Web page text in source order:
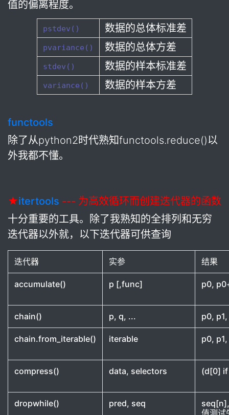
值的偏离程度。
pstdev() 数据的总体标准差
pvariance() 数据的总体方差
stdev() 数据的样本标准差
variance() 数据的样本方差
functools
除了从python2时代熟知functools.reduce()以
外我都不懂。
★itertools --- 为高效循环而创建迭代器的函数
十分重要的工具。除了我熟知的全排列和无穷
迭代器以外就，以下迭代器可供查询
迭代器 实参 结果
accumulate() p [,func] p0,
chain() p, q, ... p0,
chain.from_iterable() iterable p0,
compress() data, selectors (d[0]
dropwhile() pred, seq